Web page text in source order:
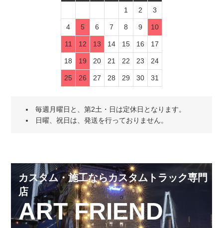
1
2 3
4 5 6 7 8 9 10
11 12 13 14 15 16 17
18 19 20 21 22 23 24
25 26 27 28 29 30 31
毎週月曜日と、第2土・日は定休日となります。
日曜、祝日は、発送を行っておりません。
カスタム・施工ならカスタムトラック専門
店
ART FRIEND